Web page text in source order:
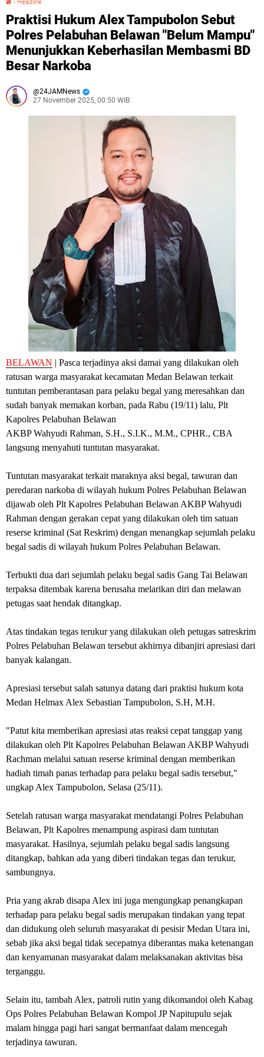
› Headline
Praktisi Hukum Alex Tampubolon Sebut
Polres Pelabuhan Belawan "Belum Mampu"
Menunjukkan Keberhasilan Membasmi BD
Besar Narkoba
24JAMNews
27 November 2025, 00:50 WIB
BELAWAN | Pasca terjadinya aksi damai yang dilakukan oleh
ratusan warga masyarakat kecamatan Medan Belawan terkait
tuntutan pemberantasan para pelaku begal yang meresahkan dan
sudah banyak memakan korban, pada Rabu (19/11) lalu, Plt
Kapolres Pelabuhan Belawan
AKBP Wahyudi Rahman, S.H., S.I.K., M.M., CPHR., CBA
langsung menyahuti tuntutan masyarakat.
Tuntutan masyarakat terkait maraknya aksi begal, tawuran dan
peredaran narkoba di wilayah hukum Polres Pelabuhan Belawan
dijawab oleh Plt Kapolres Pelabuhan Belawan AKBP Wahyudi
Rahman dengan gerakan cepat yang dilakukan oleh tim satuan
reserse kriminal (Sat Reskrim) dengan menangkap sejumlah pelaku
begal sadis di wilayah hukum Polres Pelabuhan Belawan.
Terbukti dua dari sejumlah pelaku begal sadis Gang Tai Belawan
terpaksa ditembak karena berusaha melarikan diri dan melawan
petugas saat hendak ditangkap.
Atas tindakan tegas terukur yang dilakukan oleh petugas satreskrim
Polres Pelabuhan Belawan tersebut akhirnya dibanjiri apresiasi dari
banyak kalangan.
Apresiasi tersebut salah satunya datang dari praktisi hukum kota
Medan Helmax Alex Sebastian Tampubolon, S.H, M.H.
"Patut kita memberikan apresiasi atas reaksi cepat tanggap yang
dilakukan oleh Plt Kapolres Pelabuhan Belawan AKBP Wahyudi
Rachman melalui satuan reserse kriminal dengan memberikan
hadiah timah panas terhadap para pelaku begal sadis tersebut,"
ungkap Alex Tampubolon, Selasa (25/11).
Setelah ratusan warga masyarakat mendatangi Polres Pelabuhan
Belawan, Plt Kapolres menampung aspirasi dam tuntutan
masyarakat. Hasilnya, sejumlah pelaku begal sadis langsung
ditangkap, bahkan ada yang diberi tindakan tegas dan terukur,
sambungnya.
Pria yang akrab disapa Alex ini juga mengungkap penangkapan
terhadap para pelaku begal sadis merupakan tindakan yang tepat
dan didukung oleh seluruh masyarakat di pesisir Medan Utara ini,
sebab jika aksi begal tidak secepatnya diberantas maka ketenangan
dan kenyamanan masyarakat dalam melaksanakan aktivitas bisa
terganggu.
Selain itu, tambah Alex, patroli rutin yang dikomandoi oleh Kabag
Ops Polres Pelabuhan Belawan Kompol JP Napitupulu sejak
malam hingga pagi hari sangat bermanfaat dalam mencegah
terjadinya tawuran.